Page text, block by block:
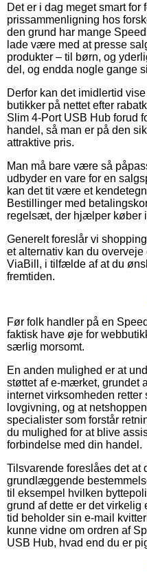
Det er i dag meget smart for
prissammenligning hos
den grund har mange
lade være med at presse
produkter – til børn, og
del, og endda nogle gange
Derfor kan det imidlertid
butikker på nettet efter
Slim 4-Port USB Hub forud
handel, så man er på den
attraktive pris.
Man må bare være så
udbyder en vare for en
kan det tit være et
Bestillinger med
regelsæt, der hjælper køber
Generelt foreslår vi
et alternativ kan du
ViaBill, i tilfælde af at du
fremtiden.
Før folk handler på en
faktisk have øje for
særlig morsomt.
En anden mulighed er at
støttet af e-mærket, grundet
internet virksomheden
lovgivning, og at
specialister som forstår
du mulighed for at blive
forbindelse med din handel.
Tilsvarende foreslåes det at
grundlæggende
til eksempel hvilken
grund af dette er det virkelig
tid beholder sin e-mail
kunne vidne om ordren af
USB Hub, hvad end du er